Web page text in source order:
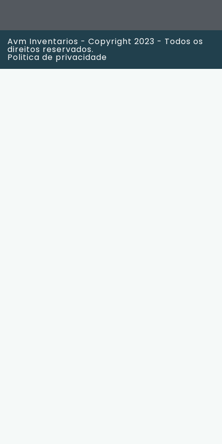
Avm Inventarios - Copyright 2023 - Todos os
direitos reservados.
Politica de privacidade